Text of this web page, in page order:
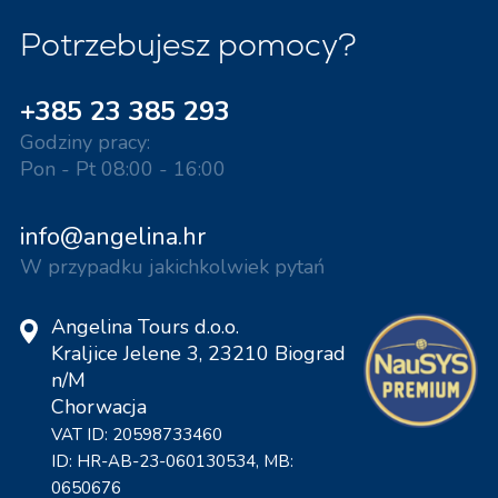
Potrzebujesz pomocy?
+385 23 385 293
Godziny pracy:
Pon - Pt 08:00 - 16:00
info@angelina.hr
W przypadku jakichkolwiek pytań
Angelina Tours d.o.o.
Kraljice Jelene 3, 23210 Biograd
n/M
Chorwacja
VAT ID: 20598733460
ID: HR-AB-23-060130534, MB:
0650676